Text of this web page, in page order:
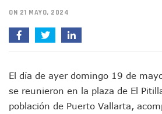
Centro De Autismo Es Un
Lluvias Y Oleaje Elevado
Pancho López; En La Mira
Cae El “R1”, Presunto
Muere Manolo Solo, Actor
ON 21 MAYO, 2024
El día de ayer domingo 19 de
se reunieron en la plaza de El
población de Puerto Vallarta,